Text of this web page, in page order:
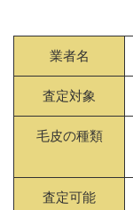
業者名
査定対象
毛皮の種類
査定可能